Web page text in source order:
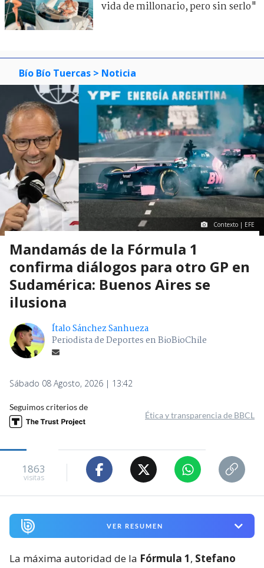
vida de millonario, pero sin serlo"
Bío Bío Tuercas > Noticia
Contexto | EFE
Mandamás de la Fórmula 1
confirma diálogos para otro GP en
Sudamérica: Buenos Aires se
ilusiona
Ítalo Sánchez Sanhueza
Periodista de Deportes en BioBioChile
Sábado 08 Agosto, 2026 | 13:42
Seguimos criterios de
Ética y transparencia de BBCL
1863
visitas
VER RESUMEN
La máxima autoridad de la Fórmula 1, Stefano